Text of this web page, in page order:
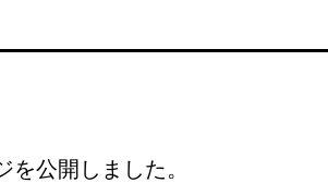
を公開しました。